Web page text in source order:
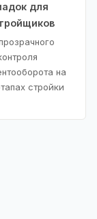
для
на
стройки